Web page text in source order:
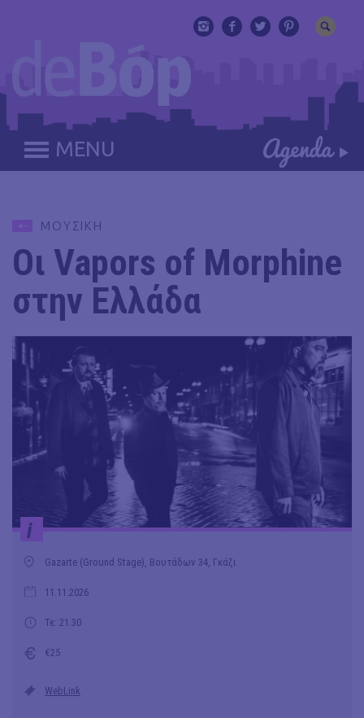
MENU
ΜΟΥΣΙΚΗ
Οι Vapors of Morphine
στην Ελλάδα
i
Gazarte (Ground Stage), Βουτάδων 34, Γκάζι
11.11.2026
Τε: 21.30
€25
WebLink